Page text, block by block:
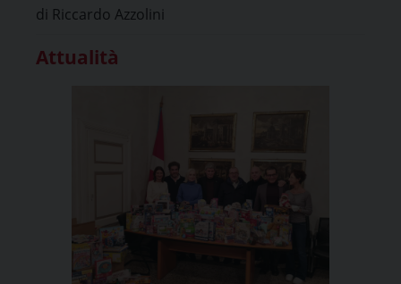
di Riccardo Azzolini
Attualità